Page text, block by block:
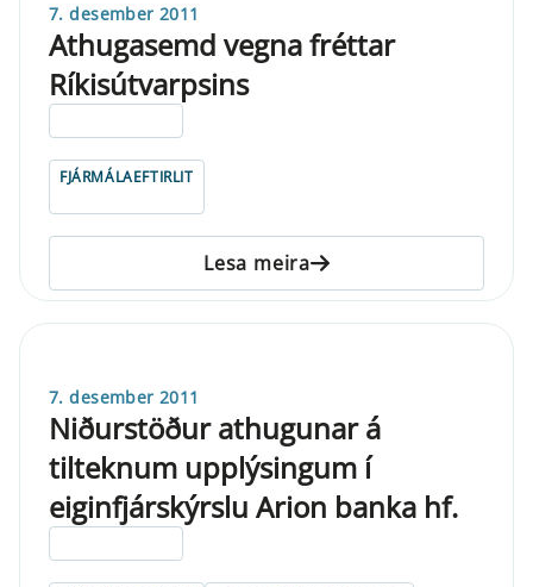
7. desember 2011
Athugasemd vegna fréttar
Ríkisútvarpsins
FJÁRMÁLAEFTIRLIT
Lesa meira
7. desember 2011
Niðurstöður athugunar á
tilteknum upplýsingum í
eiginfjárskýrslu Arion banka hf.